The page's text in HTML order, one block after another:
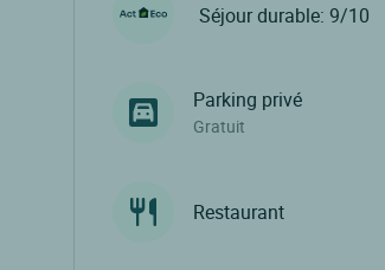
Séjour durable: 9/10
Parking privé
Gratuit
Restaurant